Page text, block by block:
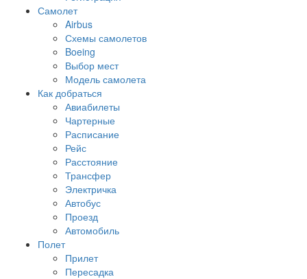
Самолет
Airbus
Схемы самолетов
Boeing
Выбор мест
Модель самолета
Как добраться
Авиабилеты
Чартерные
Расписание
Рейс
Расстояние
Трансфер
Электричка
Автобус
Проезд
Автомобиль
Полет
Прилет
Пересадка